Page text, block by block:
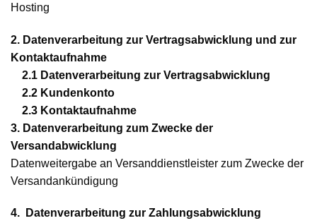
Hosting
2. Datenverarbeitung zur Vertragsabwicklung und zur
Kontaktaufnahme
2.1 Datenverarbeitung zur Vertragsabwicklung
2.2 Kundenkonto
2.3 Kontaktaufnahme
3. Datenverarbeitung zum Zwecke der
Versandabwicklung
Datenweitergabe an Versanddienstleister zum Zwecke der
Versandankündigung
4.
Datenverarbeitung zur Zahlungsabwicklung